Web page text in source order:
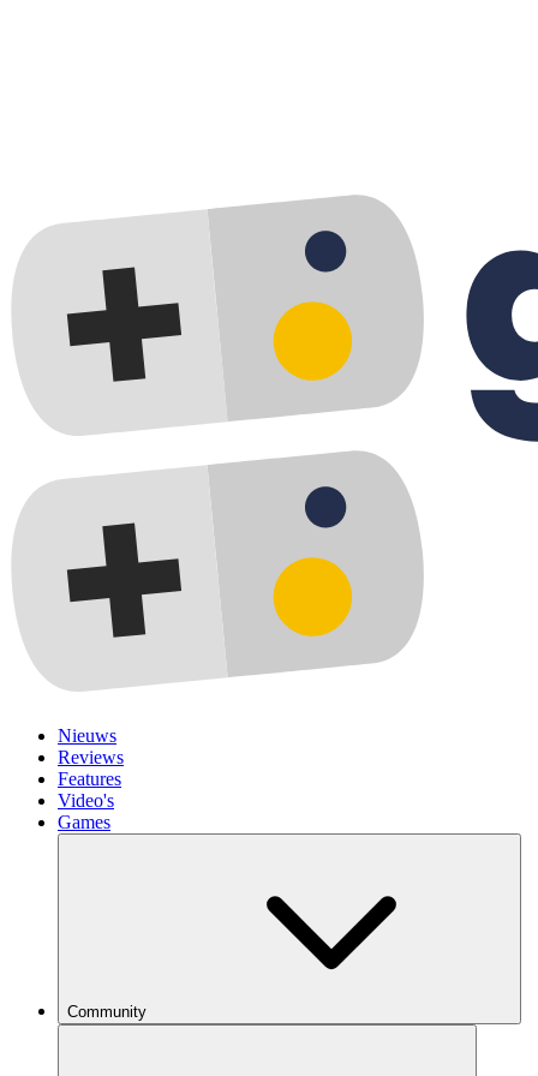
Nieuws
Reviews
Features
Video's
Games
Community